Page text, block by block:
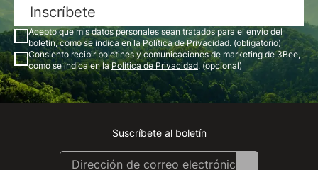
Inscríbete
Acepto que mis datos personales sean tratados para el envío del
boletín, como se indica en laPolítica de Privacidad. (obligatorio)
Consiento recibir boletines y comunicaciones de marketing de 3Bee,
como se indica en laPolítica de Privacidad. (opcional)
Instagram
Facebook
Linkedin
Youtube
Suscríbete al boletín